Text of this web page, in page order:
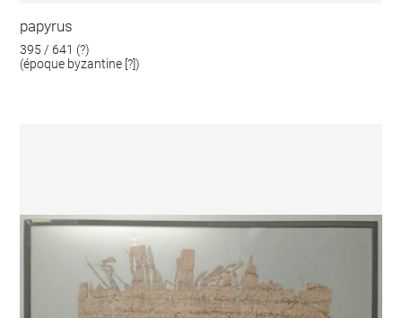
papyrus
395 / 641 (?)
(époque byzantine [?])